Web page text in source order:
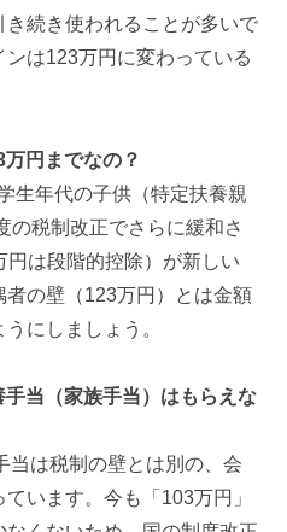
続き使われることが多いで
は123万円に変わっている
円までなの？
生年代の子供（特定扶養親
の税制改正でさらに緩和さ
円は段階的控除）が新しい
の壁（123万円）とは金額
にしましょう。
当（家族手当）はもらえな
当は税制の壁とは別の、会
います。今も「103万円」